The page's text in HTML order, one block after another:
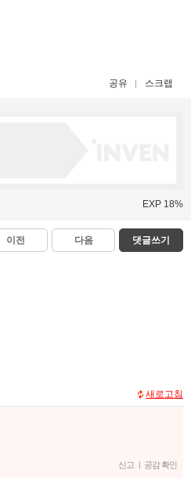
공유 스크랩
EXP 18%
이전 다음 댓글쓰기
새로고침
신고 | 공감 확인